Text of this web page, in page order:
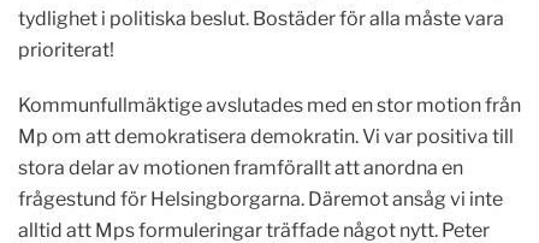
tydlighet i politiska beslut. Bostäder för alla måste vara
prioriterat!
Kommunfullmäktige avslutades med en stor motion från
Mp om att demokratisera demokratin. Vi var positiva till
stora delar av motionen framförallt att anordna en
frågestund för Helsingborgarna. Däremot ansåg vi inte
alltid att Mps formuleringar träffade något nytt. Peter